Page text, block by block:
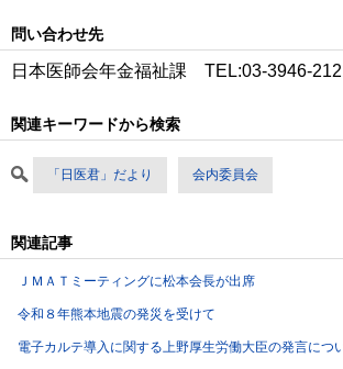
問い合わせ先
日本医師会年金福祉課 TEL:03-3946-
関連キーワードから検索
「日医君」だより 会内委員会
関連記事
ＪＭＡＴミーティングに松本会長が出席
令和８年熊本地震の発災を受けて
電子カルテ導入に関する上野厚生労働大臣の発言につ